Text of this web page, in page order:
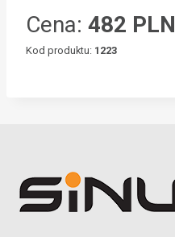
Cena: 482 PLN
Kod produktu: 1223